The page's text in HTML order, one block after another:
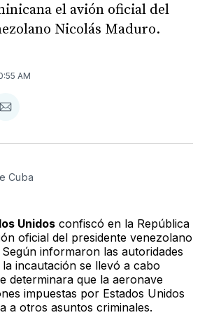
el avión oficial del
Nicolás Maduro.
AM
Compartir
Email
Cuba
Unidos confiscó en la República
oficial del presidente venezolano
Según informaron las autoridades
incautación se llevó a cabo
determinara que la aeronave
impuestas por Estados Unidos
a otros asuntos criminales.